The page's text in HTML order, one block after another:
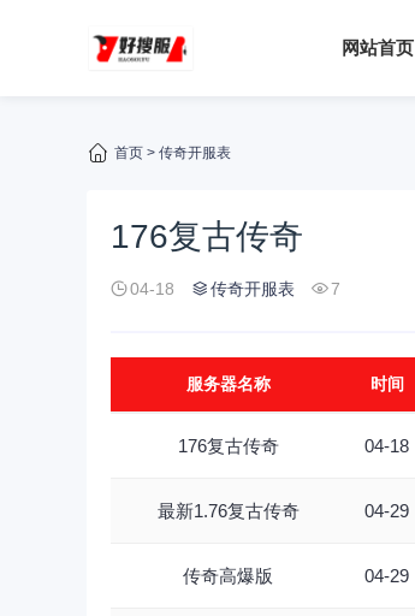
网站首页
首页 > 传奇开服表
176复古传奇
04-18 传奇开服表 7
服务器名称 时间
176复古传奇 04-18
最新1.76复古传奇 04-29
传奇高爆版 04-29